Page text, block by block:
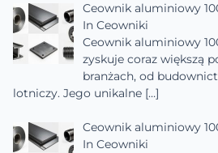
Ceownik aluminiowy
In Ceowniki
Ceownik aluminiowy
zyskuje coraz większą
branżach, od
lotniczy. Jego unikalne […]
Ceownik aluminiowy
In Ceowniki